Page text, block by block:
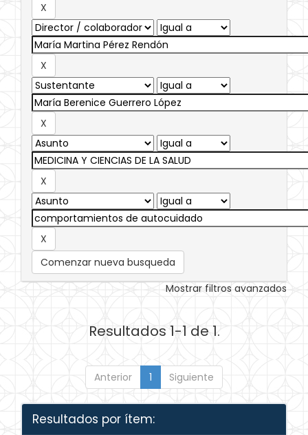
Comenzar nueva busqueda
Mostrar filtros avanzados
Resultados 1-1 de 1.
Anterior 1 Siguiente
Resultados por ítem: